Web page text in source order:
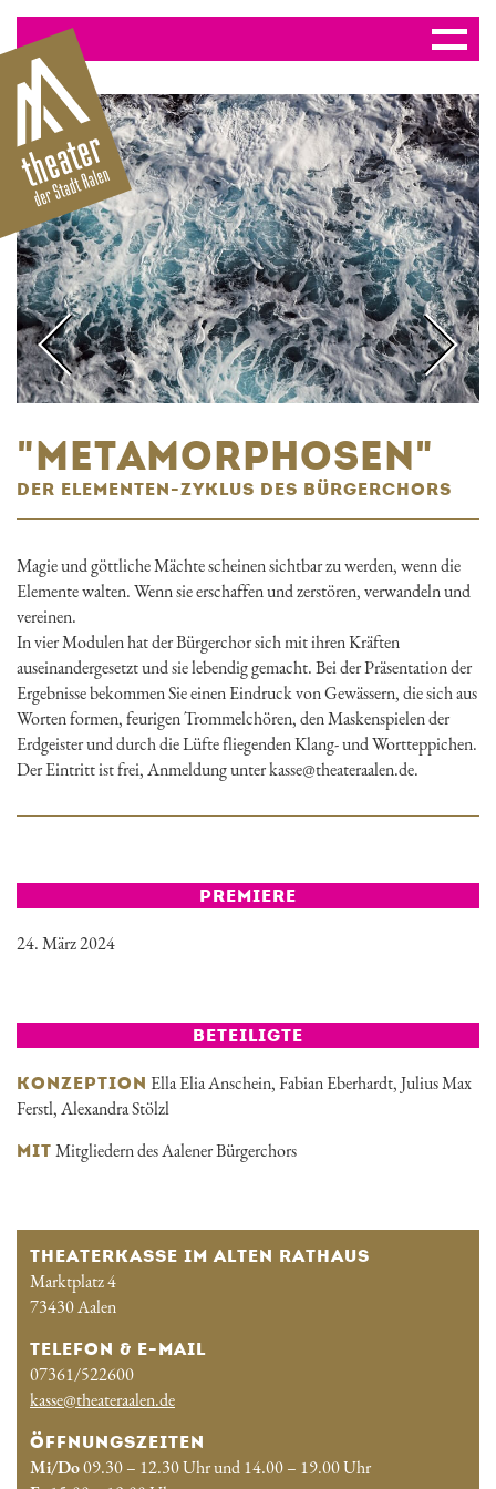
"METAMORPHOSEN"
DER ELEMENTEN-ZYKLUS DES BÜRGERCHORS
Magie und göttliche Mächte scheinen sichtbar zu werden, wenn die
Elemente walten. Wenn sie erschaffen und zerstören, verwandeln und
vereinen.
In vier Modulen hat der Bürgerchor sich mit ihren Kräften
auseinandergesetzt und sie lebendig gemacht. Bei der Präsentation der
Ergebnisse bekommen Sie einen Eindruck von Gewässern, die sich aus
Worten formen, feurigen Trommelchören, den Maskenspielen der
Erdgeister und durch die Lüfte fliegenden Klang- und Wortteppichen.
Der Eintritt ist frei, Anmeldung unter kasse@theateraalen.de.
PREMIERE
24. März 2024
BETEILIGTE
KONZEPTION Ella Elia Anschein,Fabian Eberhardt,Julius Max
Ferstl,Alexandra Stölzl
MIT Mitgliedern des Aalener Bürgerchors
THEATERKASSE IM ALTEN RATHAUS
Marktplatz 4
73430 Aalen
TELEFON & E-MAIL
07361/522600
kasse@theateraalen.de
ÖFFNUNGSZEITEN
Mi/Do09.30 – 12.30 Uhr und 14.00 – 19.00 Uhr